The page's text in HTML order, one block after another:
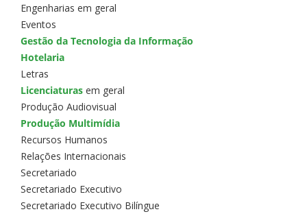
Engenharias em geral
Eventos
Gestão da Tecnologia da Informação
Hotelaria
Letras
Licenciaturas em geral
Produção Audiovisual
Produção Multimídia
Recursos Humanos
Relações Internacionais
Secretariado
Secretariado Executivo
Secretariado Executivo Bilíngue